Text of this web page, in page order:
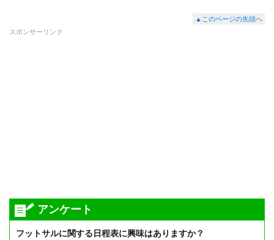
▲このページの先頭へ
スポンサーリンク
アンケート
フットサルに関する日程表に興味はありますか？